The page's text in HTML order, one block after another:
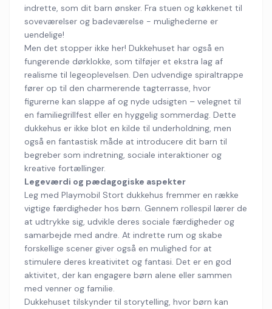
indrette, som dit barn ønsker. Fra stuen og køkkenet til
soveværelser og badeværelse - mulighederne er
uendelige!
Men det stopper ikke her! Dukkehuset har også en
fungerende dørklokke, som tilføjer et ekstra lag af
realisme til legeoplevelsen. Den udvendige spiraltrappe
fører op til den charmerende tagterrasse, hvor
figurerne kan slappe af og nyde udsigten – velegnet til
en familiegrillfest eller en hyggelig sommerdag. Dette
dukkehus er ikke blot en kilde til underholdning, men
også en fantastisk måde at introducere dit barn til
begreber som indretning, sociale interaktioner og
kreative fortællinger.
Legeværdi og pædagogiske aspekter
Leg med Playmobil Stort dukkehus fremmer en række
vigtige færdigheder hos børn. Gennem rollespil lærer de
at udtrykke sig, udvikle deres sociale færdigheder og
samarbejde med andre. At indrette rum og skabe
forskellige scener giver også en mulighed for at
stimulere deres kreativitet og fantasi. Det er en god
aktivitet, der kan engagere børn alene eller sammen
med venner og familie.
Dukkehuset tilskynder til storytelling, hvor børn kan